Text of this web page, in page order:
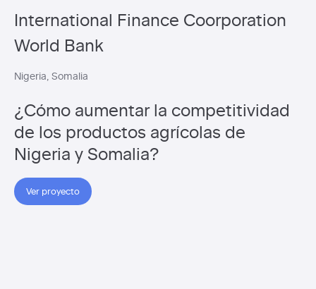
International Finance Coorporation
World Bank
Nigeria Somalia
¿Cómo aumentar la competitividad
de los productos agrícolas de
Nigeria y Somalia?
Ver proyecto